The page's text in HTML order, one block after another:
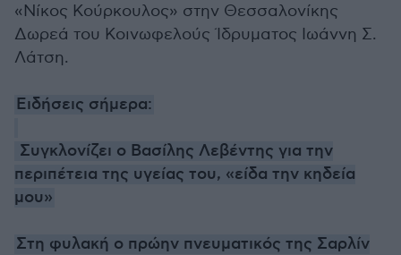
«Νίκος Κούρκουλος» στην Θεσσαλονίκης
Δωρεά του Κοινωφελούς Ίδρυματος Ιωάννη Σ.
Λάτση.
Ειδήσεις σήμερα:
Συγκλονίζει ο Βασίλης Λεβέντης για την
περιπέτεια της υγείας του, «είδα την κηδεία
μου»
Στη φυλακή o πρώην πνευματικός της Σαρλίν